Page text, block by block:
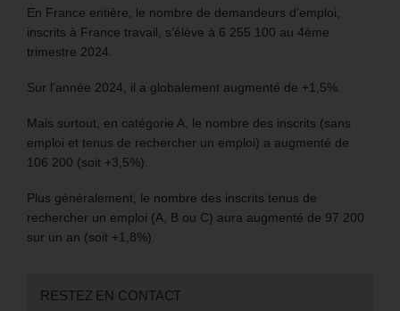
En France entière, le nombre de demandeurs d’emploi,
inscrits à France travail, s’élève à 6 255 100 au 4ème
trimestre 2024.
Sur l’année 2024, il a globalement augmenté de +1,5%.
Mais surtout, en catégorie A, le nombre des inscrits (sans
emploi et tenus de rechercher un emploi) a augmenté de
106 200 (soit +3,5%).
Plus généralement, le nombre des inscrits tenus de
rechercher un emploi (A, B ou C) aura augmenté de 97 200
sur un an (soit +1,8%).
RESTEZ EN CONTACT